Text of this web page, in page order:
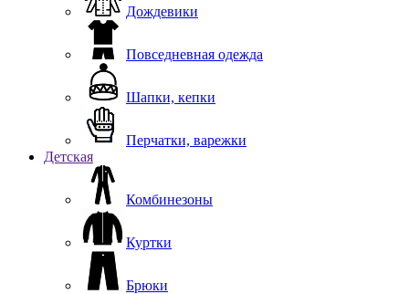
Дождевики
Повседневная одежда
Шапки, кепки
Перчатки, варежки
Детская
Комбинезоны
Куртки
Брюки